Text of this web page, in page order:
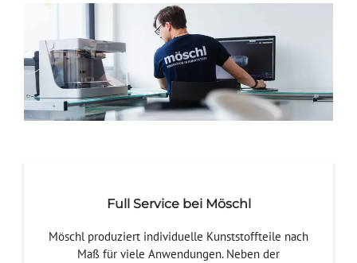
Full Service bei Möschl
Möschl produziert individuelle Kunststoffteile nach
Maß für viele Anwendungen. Neben der